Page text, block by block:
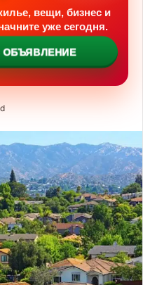
вещи, бизнес и
уже сегодня.
ОБЪЯВЛЕНИЕ